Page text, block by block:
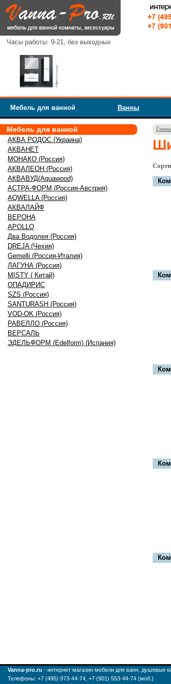
Часы работы: 9-21, без выходных
Мебель для ванной Ванны
Мебель для ванной
АКВА РОДОС (Украина)
АКВАНЕТ
МОНАКО (Россия)
АКВАЛЕОН (Россия)
АКВАВУД(Aquawood)
АСТРА-ФОРМ (Россия-Австрия)
AQWELLA (Россия)
АКВАЛАЙФ
ВЕРОНА
APOLLO
Два Водолея (Россия)
DREJA (Чехия)
Gemelli (Россия-Италия)
ЛАГУНА (Россия)
MISTY ( Китай)
ОПАДИРИС
SZS (Россия)
SANTURASH (Россия)
VOD-OK (Россия)
РАВЕЛЛО (Россия)
ВЕРСАЛЬ
ЭДЕЛЬФОРМ (Edelform) (Испания)
Vanna-pro.ru - интернет магазин мебели для ванн, душевые
Телефоны: +7 (495) 973-44-74, +7 (901) 553-44-74 (моб.)